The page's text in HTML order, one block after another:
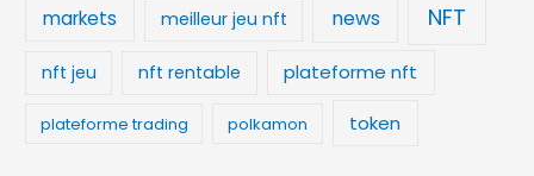
markets meilleur jeu nft news NFT
nft jeu nft rentable plateforme nft
plateforme trading polkamon token